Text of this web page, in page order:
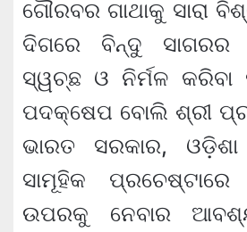
ଗୌରବର ଗାଥାକୁ ସାରା
ଦିଗରେ ବିନ୍ଦୁ
ସ୍ୱଚ୍ଛ ଓ ନିର୍ମଳ
ପଦକ୍ଷେପ ବୋଲି ଶ୍ରୀ
ଭାରତ ସରକାର,
ସାମୂହିକ
ଉପରକୁ ନେବାର